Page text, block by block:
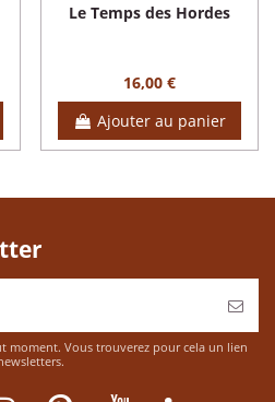
Le Temps des Hordes
16,00 €
Ajouter au panier
moment. Vous trouverez pour cela un lien